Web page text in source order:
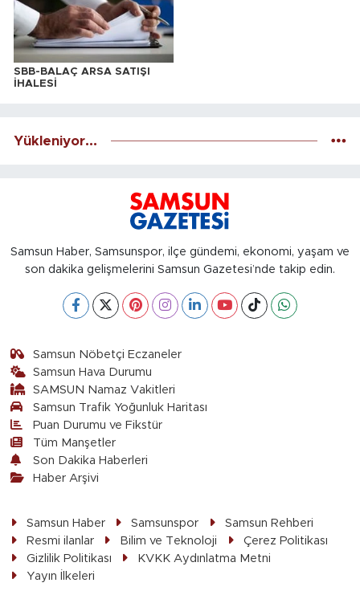
SBB-BALAÇ ARSA SATIŞI
İHALESİ
Yükleniyor...
Samsun Haber, Samsunspor, ilçe gündemi, ekonomi, yaşam ve
son dakika gelişmelerini Samsun Gazetesi’nde takip edin.
Samsun Nöbetçi Eczaneler
Samsun Hava Durumu
SAMSUN Namaz Vakitleri
Samsun Trafik Yoğunluk Haritası
Puan Durumu ve Fikstür
Tüm Manşetler
Son Dakika Haberleri
Haber Arşivi
Samsun Haber Samsunspor
Samsun Rehberi
Resmi ilanlar
Bilim ve Teknoloji
Çerez Politikası
Gizlilik Politikası
KVKK Aydınlatma Metni
Yayın İlkeleri